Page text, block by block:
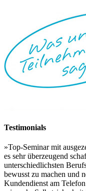
Testimonials
»Top-Seminar mit
es sehr überzeugend
unterschiedlichsten
bewusst zu machen und
Kundendienst am